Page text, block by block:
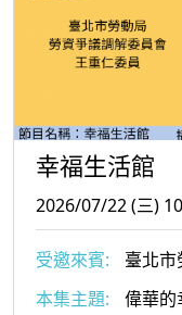
幸福生活館
2026/07/22 (三)
受邀來賓:
臺北市
委員
本集主題:
偉華的